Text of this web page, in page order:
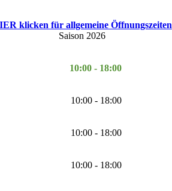
klicken für allgemeine Öffnungszeiten
Saison 2026
10:00 - 18:00
10:00 - 18:00
10:00 - 18:00
10:00 - 18:00